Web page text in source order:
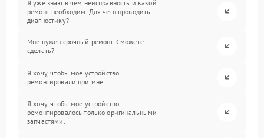
Я уже знаю в чем неисправность и какой
ремонт необходим. Для чего проводить
диагностику?
Мне нужен срочный ремонт. Сможете
сделать?
Я хочу, чтобы мое устройство
ремонтировали при мне.
Я хочу, чтобы мое устройство
ремонтировалось только оригинальными
запчастями.